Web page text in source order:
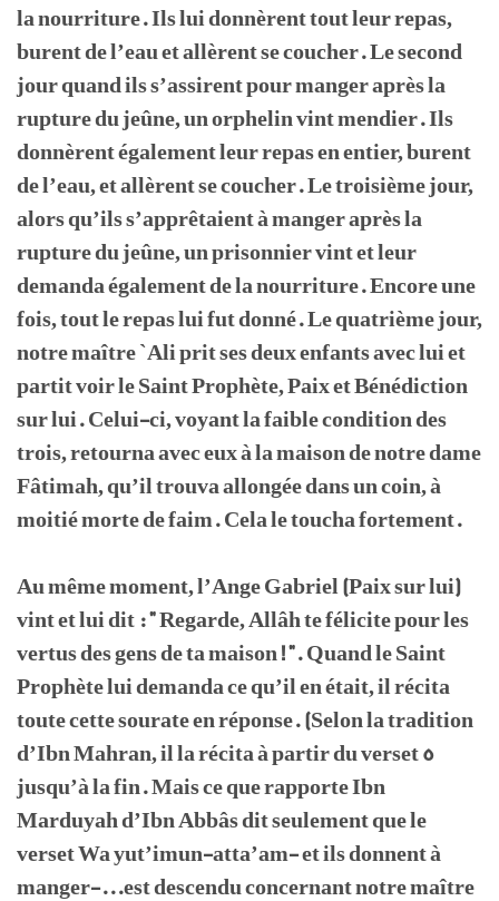
la nourriture. Ils lui donnèrent tout leur repas,
burent de l’eau et allèrent se coucher. Le second
jour quand ils s’assirent pour manger après la
rupture du jeûne, un orphelin vint mendier. Ils
donnèrent également leur repas en entier, burent
de l’eau, et allèrent se coucher. Le troisième jour,
alors qu’ils s’apprêtaient à manger après la
rupture du jeûne, un prisonnier vint et leur
demanda également de la nourriture. Encore une
fois, tout le repas lui fut donné. Le quatrième jour,
notre maître `Ali prit ses deux enfants avec lui et
partit voir le Saint Prophète, Paix et Bénédiction
sur lui. Celui-ci, voyant la faible condition des
trois, retourna avec eux à la maison de notre dame
Fâtimah, qu’il trouva allongée dans un coin, à
moitié morte de faim. Cela le toucha fortement.
Au même moment, l’Ange Gabriel (Paix sur lui)
vint et lui dit : " Regarde, Allâh te félicite pour les
vertus des gens de ta maison ! ". Quand le Saint
Prophète lui demanda ce qu’il en était, il récita
toute cette sourate en réponse. (Selon la tradition
d’Ibn Mahran, il la récita à partir du verset 5
jusqu’à la fin. Mais ce que rapporte Ibn
Marduyah d’Ibn Abbâs dit seulement que le
verset Wa yut’imun-atta’am- et ils donnent à
manger-...est descendu concernant notre maître